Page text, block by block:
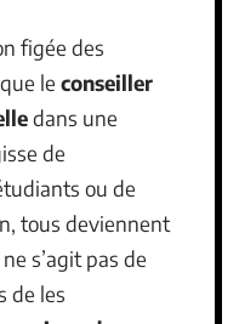
figée des
le conseiller
dans une
de
ou de
tous deviennent
s’agit pas de
de les